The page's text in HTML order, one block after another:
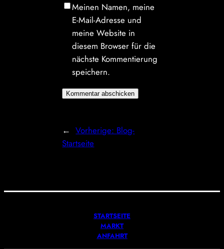
Meinen Namen, meine
E-Mail-Adresse und
meine Website in
diesem Browser für die
nächste Kommentierung
speichern.
← Vorherige: Blog-
Startseite
STARTSEITE
MARKT
ANFAHRT